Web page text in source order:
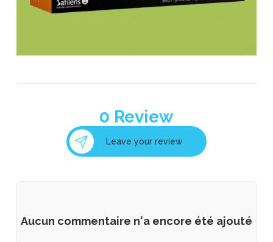
0 Review
Leave your review
Aucun commentaire n'a encore été ajouté